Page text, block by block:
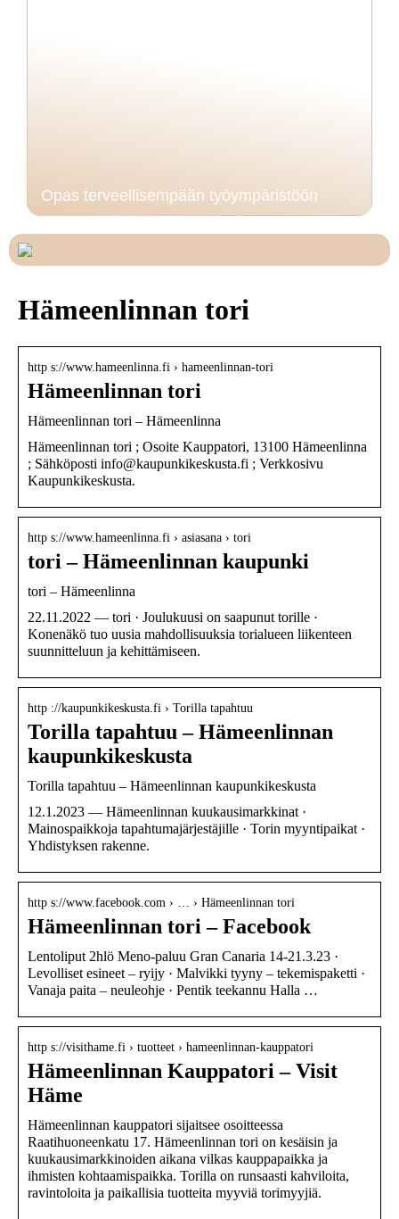
Opas terveellisempään työympäristöön
Hämeenlinnan tori
http s://www.hameenlinna.fi › hameenlinnan-tori
Hämeenlinnan tori
Hämeenlinnan tori – Hämeenlinna
Hämeenlinnan tori ; Osoite Kauppatori, 13100 Hämeenlinna
; Sähköposti info@kaupunkikeskusta.fi ; Verkkosivu
Kaupunkikeskusta.
http s://www.hameenlinna.fi › asiasana › tori
tori – Hämeenlinnan kaupunki
tori – Hämeenlinna
22.11.2022 — tori · Joulukuusi on saapunut torille ·
Konenäkö tuo uusia mahdollisuuksia torialueen liikenteen
suunnitteluun ja kehittämiseen.
http ://kaupunkikeskusta.fi › Torilla tapahtuu
Torilla tapahtuu – Hämeenlinnan
kaupunkikeskusta
Torilla tapahtuu – Hämeenlinnan kaupunkikeskusta
12.1.2023 — Hämeenlinnan kuukausimarkkinat ·
Mainospaikkoja tapahtumajärjestäjille · Torin myyntipaikat ·
Yhdistyksen rakenne.
http s://www.facebook.com › … › Hämeenlinnan tori
Hämeenlinnan tori – Facebook
Lentoliput 2hlö Meno-paluu Gran Canaria 14-21.3.23 ·
Levolliset esineet – ryijy · Malvikki tyyny – tekemispaketti ·
Vanaja paita – neuleohje · Pentik teekannu Halla …
http s://visithame.fi › tuotteet › hameenlinnan-kauppatori
Hämeenlinnan Kauppatori – Visit
Häme
Hämeenlinnan kauppatori sijaitsee osoitteessa
Raatihuoneenkatu 17. Hämeenlinnan tori on kesäisin ja
kuukausimarkkinoiden aikana vilkas kauppapaikka ja
ihmisten kohtaamispaikka. Torilla on runsaasti kahviloita,
ravintoloita ja paikallisia tuotteita myyviä torimyyjiä.